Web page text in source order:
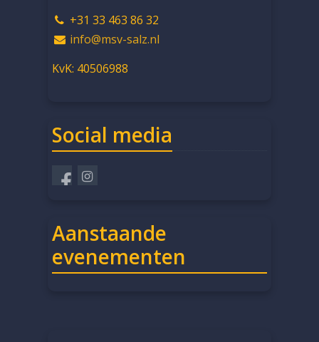
+31 33 463 86 32
info@msv-salz.nl
KvK: 40506988
Social media
Aanstaande
evenementen